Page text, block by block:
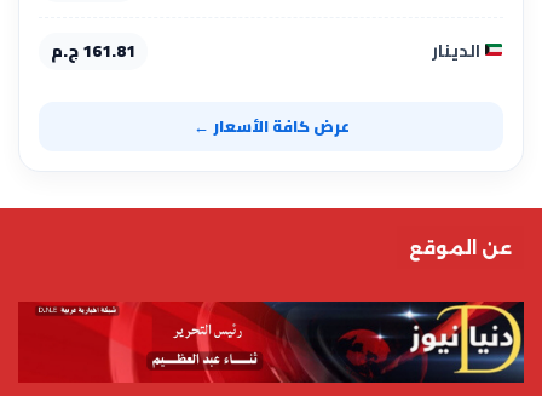
الدينار 161.81 ج.م
عرض كافة الأسعار ←
عن الموقع